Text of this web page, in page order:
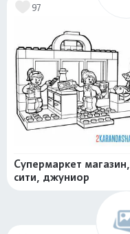
97
Супермаркет магазин,
сити, джуниор